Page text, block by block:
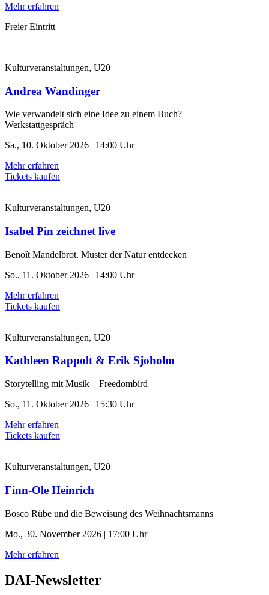
Mehr erfahren
Freier Eintritt
Kulturveranstaltungen, U20
Andrea Wandinger
Wie verwandelt sich eine Idee zu einem Buch?
Werkstattgespräch
Sa., 10. Oktober 2026 | 14:00 Uhr
Mehr erfahren
Tickets kaufen
Kulturveranstaltungen, U20
Isabel Pin zeichnet live
Benoît Mandelbrot. Muster der Natur entdecken
So., 11. Oktober 2026 | 14:00 Uhr
Mehr erfahren
Tickets kaufen
Kulturveranstaltungen, U20
Kathleen Rappolt & Erik Sjoholm
Storytelling mit Musik – Freedombird
So., 11. Oktober 2026 | 15:30 Uhr
Mehr erfahren
Tickets kaufen
Kulturveranstaltungen, U20
Finn-Ole Heinrich
Bosco Rübe und die Beweisung des Weihnachtsmanns
Mo., 30. November 2026 | 17:00 Uhr
Mehr erfahren
DAI-Newsletter